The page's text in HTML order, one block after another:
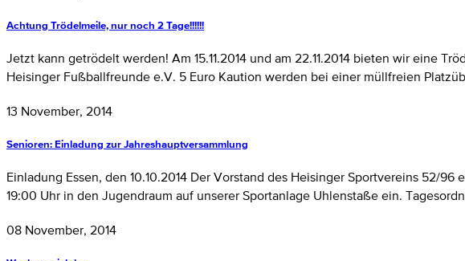
Achtung Trödelmeile, nur noch 2 Tage!!!!!!
Jetzt kann getrödelt werden! Am 15.11.2014 und am 22.11.2014 bieten wir eine
Heisinger Fußballfreunde e.V. 5 Euro Kaution werden bei einer müllfreien
13 November, 2014
Senioren: Einladung zur Jahreshauptversammlung
Einladung Essen, den 10.10.2014 Der Vorstand des Heisinger Sportvereins 52/
19:00 Uhr in den Jugendraum auf unserer Sportanlage Uhlenstaße ein.
08 November, 2014